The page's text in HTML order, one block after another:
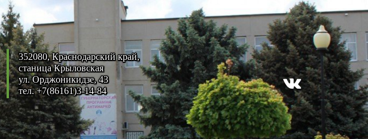
352080, Краснодарский край,
станица Крыловская
ул. Орджоникидзе, 43
тел. +7(86161)3-14-84